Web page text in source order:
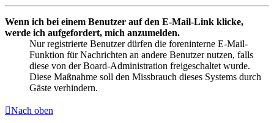
Wenn ich bei einem Benutzer auf den E-Mail-Link klicke,
werde ich aufgefordert, mich anzumelden.
Nur registrierte Benutzer dürfen die foreninterne E-Mail-
Funktion für Nachrichten an andere Benutzer nutzen, falls
diese von der Board-Administration freigeschaltet wurde.
Diese Maßnahme soll den Missbrauch dieses Systems durch
Gäste verhindern.
Nach oben